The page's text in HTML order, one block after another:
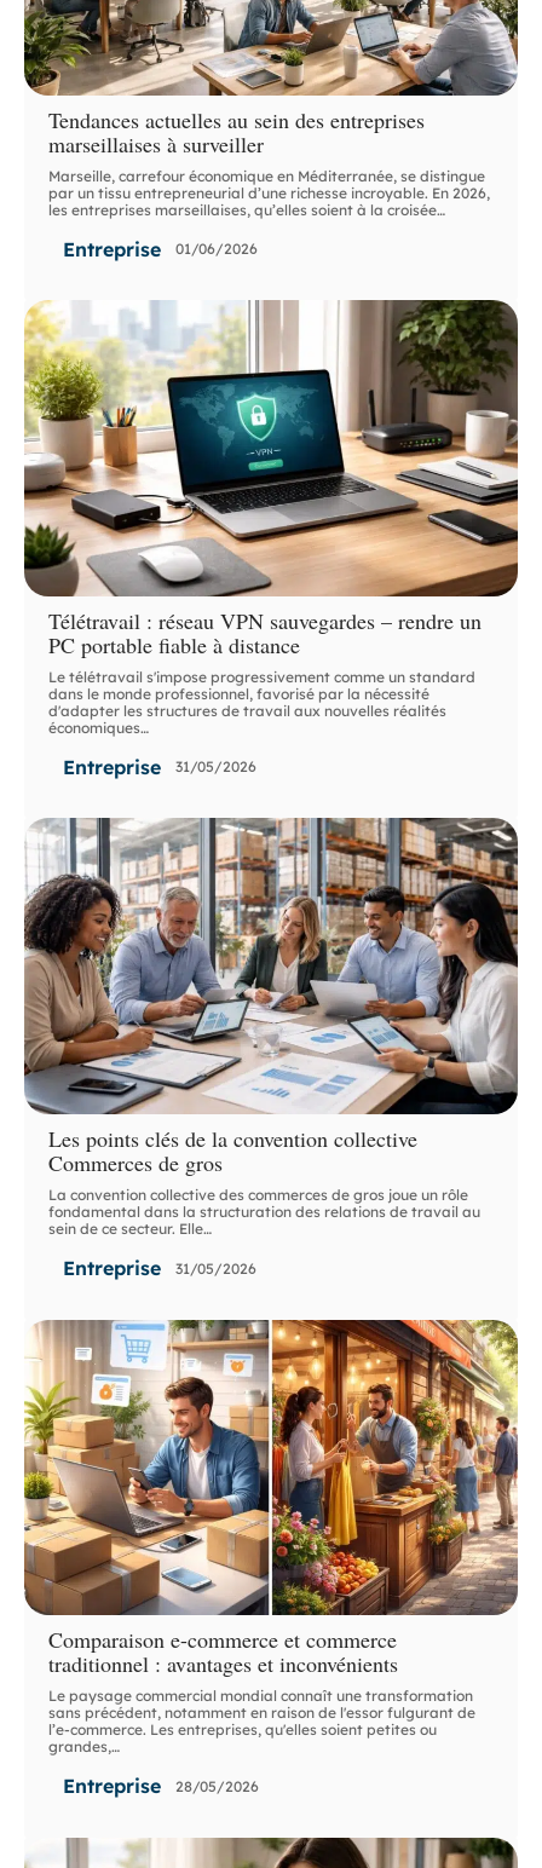
Tendances actuelles au sein des entreprises
marseillaises à surveiller
Marseille, carrefour économique en Méditerranée, se distingue
par un tissu entrepreneurial d’une richesse incroyable. En 2026,
les entreprises marseillaises, qu’elles soient à la croisée…
Entreprise 01/06/2026
Télétravail : réseau VPN sauvegardes – rendre un
PC portable fiable à distance
Le télétravail s'impose progressivement comme un standard
dans le monde professionnel, favorisé par la nécessité
d'adapter les structures de travail aux nouvelles réalités
économiques…
Entreprise 31/05/2026
Les points clés de la convention collective
Commerces de gros
La convention collective des commerces de gros joue un rôle
fondamental dans la structuration des relations de travail au
sein de ce secteur. Elle…
Entreprise 31/05/2026
Comparaison e-commerce et commerce
traditionnel : avantages et inconvénients
Le paysage commercial mondial connaît une transformation
sans précédent, notamment en raison de l'essor fulgurant de
l’e-commerce. Les entreprises, qu'elles soient petites ou
grandes,…
Entreprise 28/05/2026